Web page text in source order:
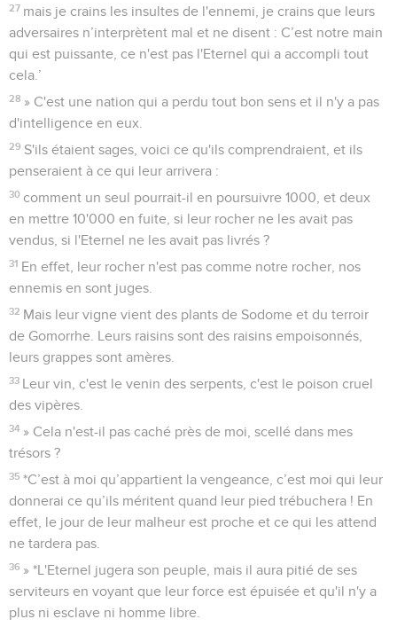
27 mais je crains les insultes de l'ennemi, je crains que leurs
adversaires n’interprètent mal et ne disent : C’est notre main
qui est puissante, ce n'est pas l'Eternel qui a accompli tout
cela.’
28 » C'est une nation qui a perdu tout bon sens et il n'y a pas
d'intelligence en eux.
29 S'ils étaient sages, voici ce qu'ils comprendraient, et ils
penseraient à ce qui leur arrivera :
30 comment un seul pourrait-il en poursuivre 1000, et deux
en mettre 10'000 en fuite, si leur rocher ne les avait pas
vendus, si l'Eternel ne les avait pas livrés ?
31 En effet, leur rocher n'est pas comme notre rocher, nos
ennemis en sont juges.
32 Mais leur vigne vient des plants de Sodome et du terroir
de Gomorrhe. Leurs raisins sont des raisins empoisonnés,
leurs grappes sont amères.
33 Leur vin, c'est le venin des serpents, c'est le poison cruel
des vipères.
34 » Cela n'est-il pas caché près de moi, scellé dans mes
trésors ?
35 *C’est à moi qu’appartient la vengeance, c’est moi qui leur
donnerai ce qu’ils méritent quand leur pied trébuchera ! En
effet, le jour de leur malheur est proche et ce qui les attend
ne tardera pas.
36 » *L'Eternel jugera son peuple, mais il aura pitié de ses
serviteurs en voyant que leur force est épuisée et qu'il n'y a
plus ni esclave ni homme libre.